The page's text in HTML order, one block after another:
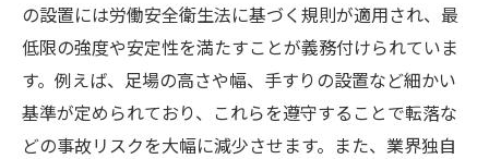
の設置には労働安全衛生法に基づく規則が適用され、最
低限の強度や安定性を満たすことが義務付けられていま
す。例えば、足場の高さや幅、手すりの設置など細かい
基準が定められており、これらを遵守することで転落な
どの事故リスクを大幅に減少させます。また、業界独自